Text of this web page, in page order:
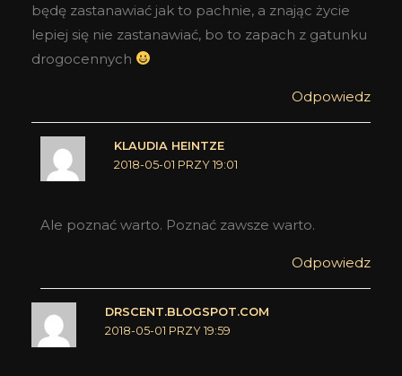
będę zastanawiać jak to pachnie, a znając życie
lepiej się nie zastanawiać, bo to zapach z gatunku
drogocennych
Odpowiedz
KLAUDIA HEINTZE
2018-05-01 PRZY 19:01
Ale poznać warto. Poznać zawsze warto.
Odpowiedz
DRSCENT.BLOGSPOT.COM
2018-05-01 PRZY 19:59